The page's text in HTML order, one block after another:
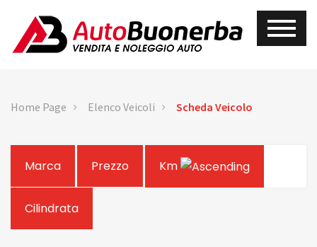
Home Page Elenco Veicoli Scheda Veicolo
Marca Prezzo Km
Cilindrata